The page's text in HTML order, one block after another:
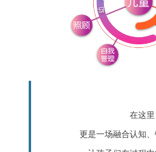
在这
更是一场融合认知